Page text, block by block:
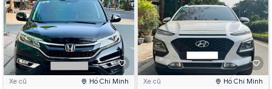
Xe cũ Hồ Chí Minh Xe cũ Hồ Chí Minh